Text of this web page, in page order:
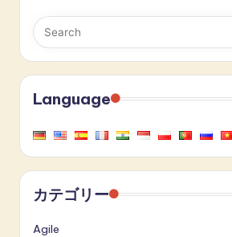
Language
カテゴリー
Agile